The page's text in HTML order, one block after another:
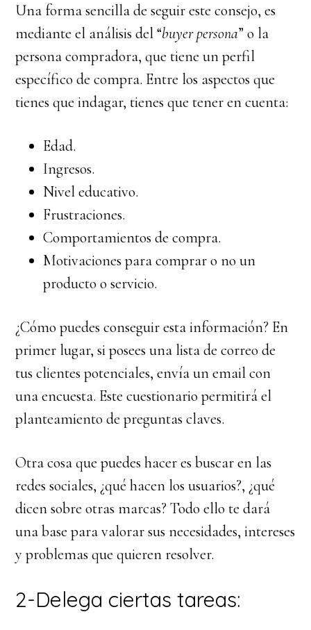
Una forma sencilla de seguir este consejo, es
mediante el análisis del “buyer persona” o la
persona compradora, que tiene un perfil
específico de compra. Entre los aspectos que
tienes que indagar, tienes que tener en cuenta:
Edad.
Ingresos.
Nivel educativo.
Frustraciones.
Comportamientos de compra.
Motivaciones para comprar o no un
producto o servicio.
¿Cómo puedes conseguir esta información? En
primer lugar, si posees una lista de correo de
tus clientes potenciales, envía un email con
una encuesta. Este cuestionario permitirá el
planteamiento de preguntas claves.
Otra cosa que puedes hacer es buscar en las
redes sociales, ¿qué hacen los usuarios?, ¿qué
dicen sobre otras marcas? Todo ello te dará
una base para valorar sus necesidades, intereses
y problemas que quieren resolver.
2-Delega ciertas tareas: